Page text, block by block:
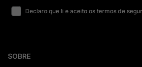
Declaro que li e aceito os termos de
SOBRE